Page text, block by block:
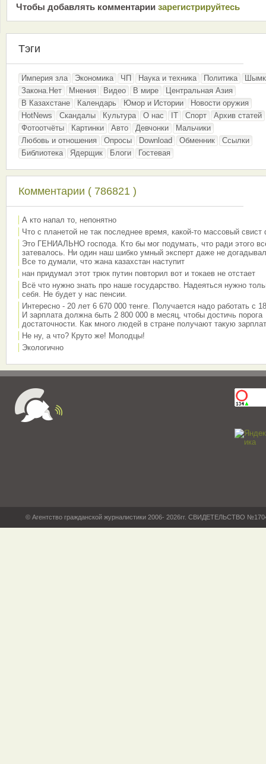
Чтобы добавлять комментарии зарeгиcтрирyйтeсь
Тэги
Империя зла Экономика ЧП Наука и техника Политика
Закона.Нет
Мнения Видео В мире
Центральная Азия
В Казахстане
Календарь Юмор и Истории
Новости оружия
HotNews
Скандалы Культура О нас IT Спорт
Архив статей
Фотоотчёты
Картинки Авто Девчонки
Мальчики
Любовь и отношения
Опросы Download Обменник
Ссылки
Библиотека
Ядерщик Блоги Гостевая
Комментарии ( 786821 )
А кто напал то, непонятно
Что с планетой не так последнее время, какой-то массовый свист
Это ГЕНИАЛЬНО господа. Кто бы мог подумать, что ради этого
затевалось. Ни один наш шибко умный эксперт даже не
Все то думали, что жана казахстан наступит
нан придумал этот трюк путин повторил вот и токаев не отстает
Всё что нужно знать про наше государство. Надеяться нужно
себя. Не будет у нас пенсии.
Интересно - 20 лет 6 670 000 тенге. Получается надо работать с
И зарплата должна быть 2 800 000 в месяц, чтобы достичь порога
достаточности. Как много людей в стране получают такую
Не ну, а что? Круто же! Молодцы!
Экологично
© Агентство гражданской журналистики 2006- 2026гг. СВИДЕТЕЛЬСТВО